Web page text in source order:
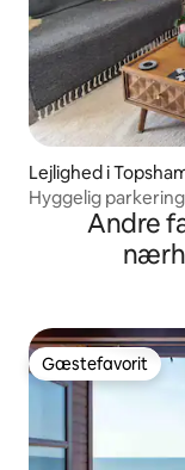
Lejlighed i
Hyggelig
Andre
Gæstefavorit
Gæstefavorit